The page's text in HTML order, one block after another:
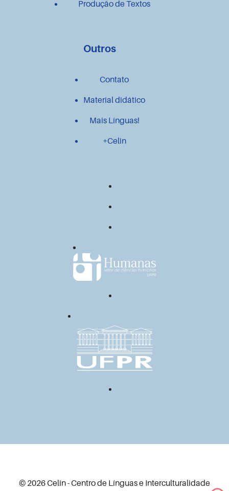
Produção de Textos
Outros
Contato
Material didático
Mais Línguas!
+Celin
© 2026 Celin - Centro de Línguas e Interculturalidade